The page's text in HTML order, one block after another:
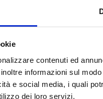
contenuti ed
informazioni sul
e social media, i quali
dei loro servizi.
esterni
professionale di